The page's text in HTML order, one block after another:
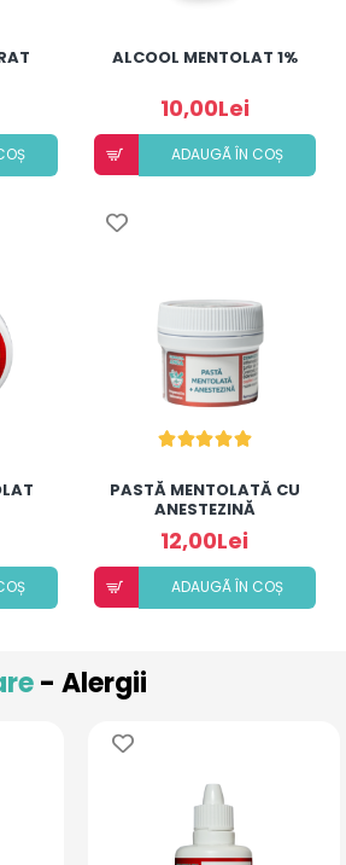
ALCOOL MENTOLAT 1%
10,00Lei
ADAUGÃ ÎN COȘ
PASTĂ MENTOLATĂ CU
ANESTEZINĂ
12,00Lei
ADAUGÃ ÎN COȘ
- Alergii